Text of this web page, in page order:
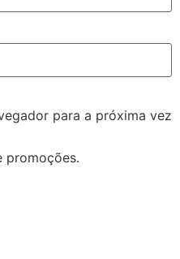
para a próxima vez
promoções.